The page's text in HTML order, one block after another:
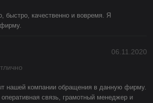
быстро, качественно и вовремя. Я
06.11.2020
нашей компании обращения в данную фирму.
связь, грамотный менеджер и